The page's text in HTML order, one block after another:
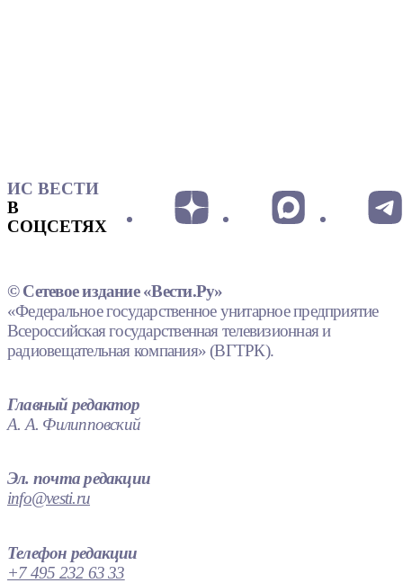
ИС ВЕСТИ
В
СОЦСЕТЯХ
© Сетевое издание «Вести.Ру»
«Федеральное государственное унитарное предприятие
Всероссийская государственная телевизионная и
радиовещательная компания» (ВГТРК).
Главный редактор
А. А. Филипповский
Эл. почта редакции
info@vesti.ru
Телефон редакции
+7 495 232 63 33